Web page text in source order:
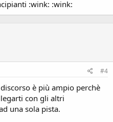
:wink: :wink:
#4
è più ampio perchè
con gli altri
una sola pista.